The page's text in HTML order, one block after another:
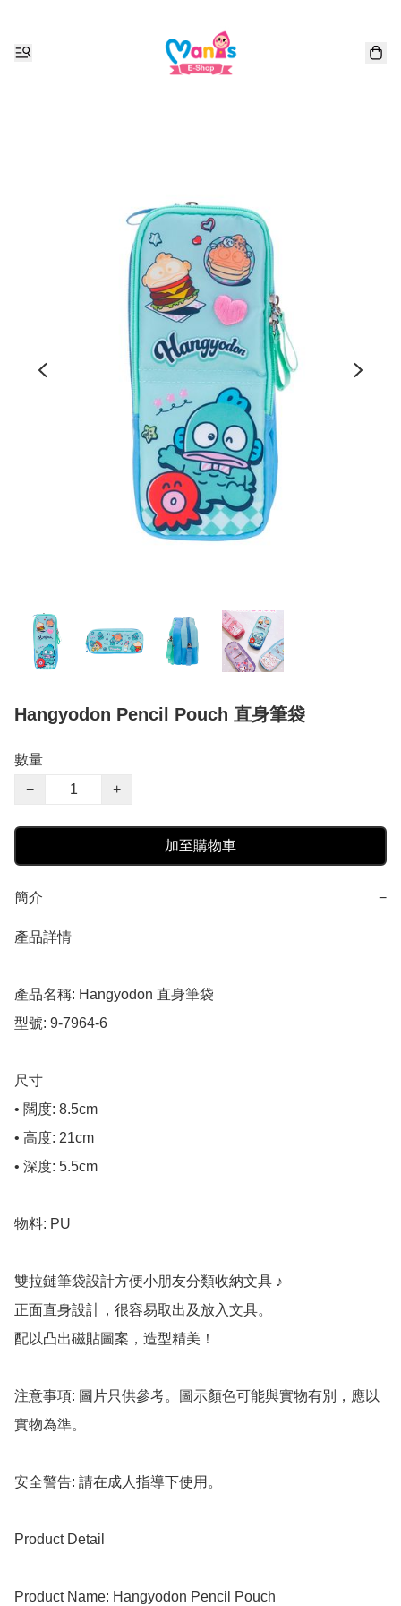
Hangyodon Pencil Pouch 直身筆袋
數量
−
+
加至購物車
簡介 −
產品詳情
產品名稱: Hangyodon 直身筆袋
型號: 9-7964-6
尺寸
• 闊度: 8.5cm
• 高度: 21cm
• 深度: 5.5cm
物料: PU
雙拉鏈筆袋設計方便小朋友分類收納文具 ♪
正面直身設計，很容易取出及放入文具。
配以凸出磁貼圖案，造型精美！
注意事項: 圖片只供參考。圖示顏色可能與實物有別，應以
實物為準。
安全警告: 請在成人指導下使用。
Product Detail
Product Name: Hangyodon Pencil Pouch